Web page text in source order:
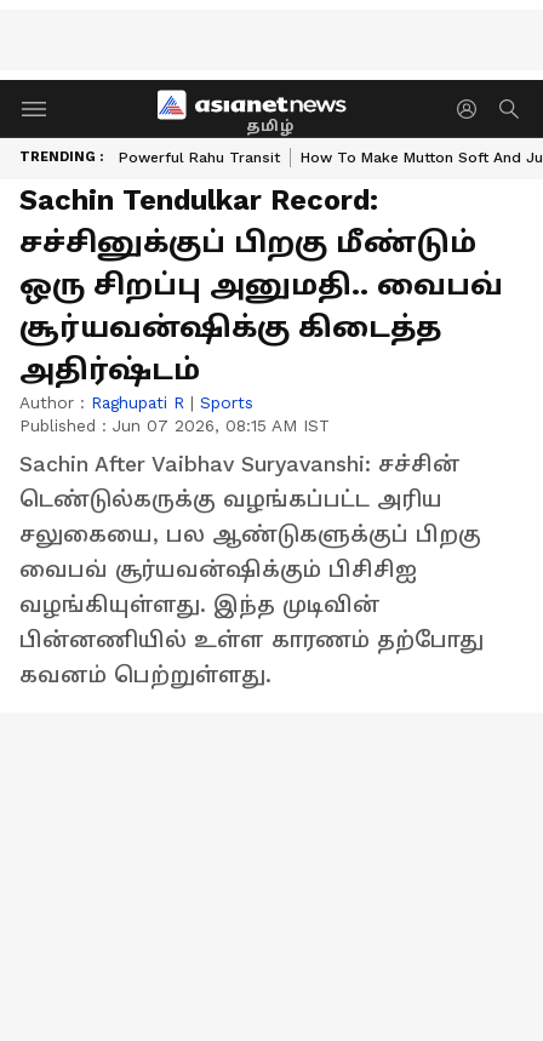
தமிழ்
TRENDING : Powerful Rahu Transit How To Make Mutton Soft And
Sachin Tendulkar Record:
சச்சினுக்குப் பிறகு மீண்டும்
ஒரு சிறப்பு அனுமதி.. வைபவ்
சூர்யவன்ஷிக்கு கிடைத்த
அதிர்ஷ்டம்
Author : Raghupati R | Sports
Published : Jun 07 2026, 08:15 AM IST
Sachin After Vaibhav Suryavanshi: சச்சின்
டெண்டுல்கருக்கு வழங்கப்பட்ட அரிய
சலுகையை, பல ஆண்டுகளுக்குப் பிறகு
வைபவ் சூர்யவன்ஷிக்கும் பிசிசிஐ
வழங்கியுள்ளது. இந்த முடிவின்
பின்னணியில் உள்ள காரணம் தற்போது
கவனம் பெற்றுள்ளது.